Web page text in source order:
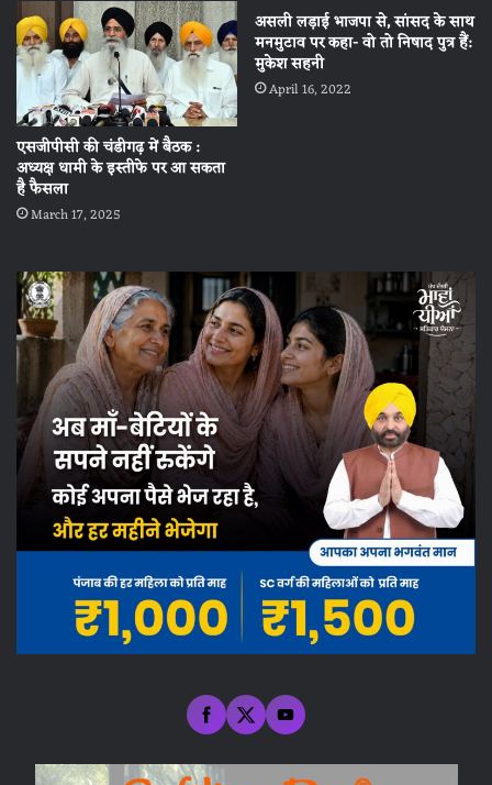
एसजीपीसी की चंडीगढ़ में बैठक :
अध्यक्ष धामी के इस्तीफे पर आ सकता
है फैसला
March 17, 2025
असली लड़ाई भाजपा से, सांसद के साथ
मनमुटाव पर कहा- वो तो निषाद पुत्र हैं:
मुकेश सहनी
April 16, 2022